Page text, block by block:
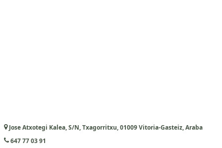
Jose Atxotegi Kalea, S/N, Txagorritxu, 01009 Vitoria-Gasteiz, Araba
647 77 03 91